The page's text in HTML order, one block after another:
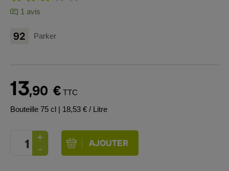
1 avis
92 Parker
13,90 € TTC
Bouteille 75 cl | 18,53 € / Litre